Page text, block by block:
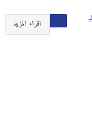
اقراء المزيد